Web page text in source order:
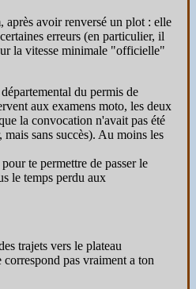
après avoir renversé un plot : elle
erreurs (en particulier, il
la vitesse minimale "officielle"
du permis de
aux examens moto, les deux
la convocation n'avait pas été
sans succès). Au moins les
te permettre de passer le
le temps perdu aux
trajets vers le plateau
pas vraiment a ton